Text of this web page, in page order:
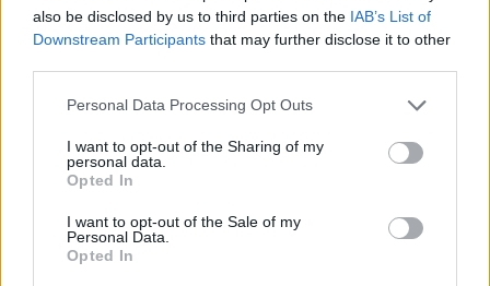
also be disclosed by us to third parties on the IAB’s List of
Downstream Participants that may further disclose it to other
Personal Data Processing Opt Outs
I want to opt-out of the Sharing of my
personal data.
Opted In
I want to opt-out of the Sale of my
Personal Data.
Opted In
ÉLŐ BOLYGÓNK